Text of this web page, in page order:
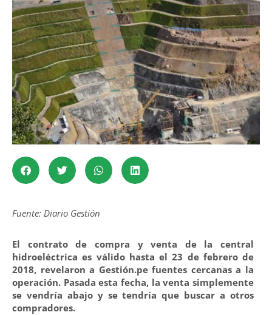
Fuente: Diario Gestión
El contrato de compra y venta de la central
hidroeléctrica es válido hasta el 23 de febrero de
2018, revelaron a Gestión.pe fuentes cercanas a la
operación. Pasada esta fecha, la venta simplemente
se vendría abajo y se tendría que buscar a otros
compradores.